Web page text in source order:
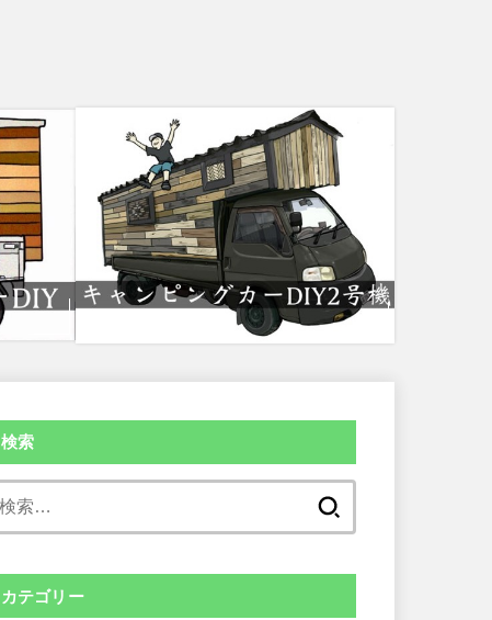
検索
カテゴリー